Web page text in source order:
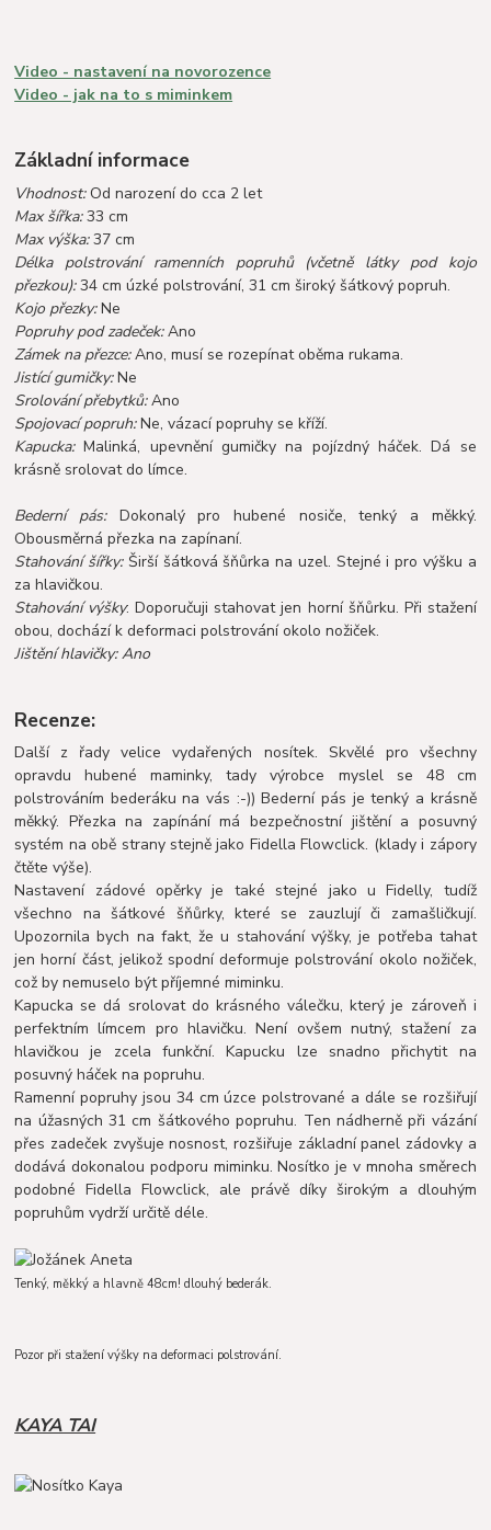
Video - nastavení na novorozence
Video - jak na to s miminkem
Základní informace
Vhodnost:Od narození do cca 2 let
Max šířka:33 cm
Max výška:37 cm
Délka polstrování ramenních popruhů (včetně látky pod kojo
přezkou):34 cm úzké polstrování, 31 cm široký šátkový popruh.
Kojo přezky:Ne
Popruhy pod zadeček:Ano
Zámek na přezce:Ano, musí se rozepínat oběma rukama.
Jistící gumičky:Ne
Srolování přebytků:Ano
Spojovací popruh:Ne, vázací popruhy se kříží.
Kapucka:Malinká, upevnění gumičky na pojízdný háček. Dá se
krásně srolovat do límce.
Bederní pás:Dokonalý pro hubené nosiče, tenký a měkký.
Obousměrná přezka na zapínaní.
Stahování šířky: Širší šátková šňůrka na uzel. Stejné i pro výšku a
za hlavičkou.
Stahování výšky: Doporučuji stahovat jen horní šňůrku. Při stažení
obou, dochází k deformaci polstrování okolo nožiček.
Jištění hlavičky: Ano
Recenze:
Další z řady velice vydařených nosítek. Skvělé pro všechny
opravdu hubené maminky, tady výrobce myslel se 48 cm
polstrováním bederáku na vás :-)) Bederní pás je tenký a krásně
měkký. Přezka na zapínání má bezpečnostní jištění a posuvný
systém na obě strany stejně jako Fidella Flowclick. (klady i zápory
čtěte výše).
Nastavení zádové opěrky je také stejné jako u Fidelly, tudíž
všechno na šátkové šňůrky, které se zauzlují či zamašličkují.
Upozornila bych na fakt, že u stahování výšky, je potřeba tahat
jen horní část, jelikož spodní deformuje polstrování okolo nožiček,
což by nemuselo být příjemné miminku.
Kapucka se dá srolovat do krásného válečku, který je zároveň i
perfektním límcem pro hlavičku. Není ovšem nutný, stažení za
hlavičkou je zcela funkční. Kapucku lze snadno přichytit na
posuvný háček na popruhu.
Ramenní popruhy jsou 34 cm úzce polstrované a dále se rozšiřují
na úžasných 31 cm šátkového popruhu. Ten nádherně při vázání
přes zadeček zvyšuje nosnost, rozšiřuje základní panel zádovky a
dodává dokonalou podporu miminku. Nosítko je v mnoha směrech
podobné Fidella Flowclick, ale právě díky širokým a dlouhým
popruhům vydrží určitě déle.
Tenký, měkký a hlavně 48cm! dlouhý bederák.
Pozor při stažení výšky na deformaci polstrování.
KAYA TAI